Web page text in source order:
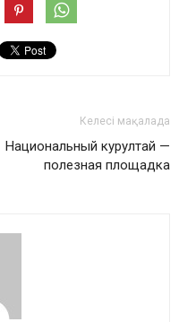
Келесі мақалада
Национальный курултай —
полезная площадка